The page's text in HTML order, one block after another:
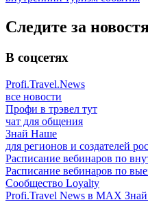
Следите за
В соцсетях
Profi.Travel.News
все новости
Профи в трэвел тут
чат для общения
Знай Наше
для регионов и создателей
Расписание вебинаров по
Расписание вебинаров по
Сообщество Loyalty
Profi.Travel News в MAX